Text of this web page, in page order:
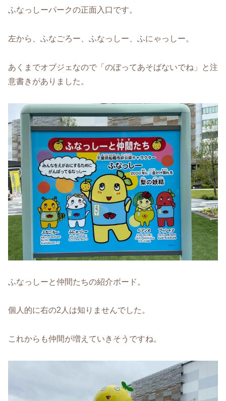
ふなっしーパークの正面入口です。
左から、ふなごろー、ふなっしー、ふにゃっしー。
あくまでオブジェなので「のぼってあそばないでね」と注
意書きがありました。
ふなっしーと仲間たちの紹介ボード。
個人的に右の2人は知りませんでした。
これからも仲間が増えていきそうですね。